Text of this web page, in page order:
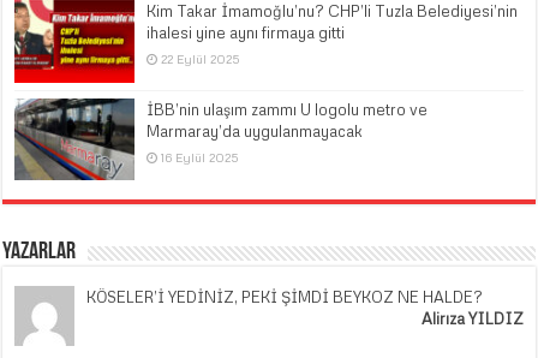
Kim Takar İmamoğlu’nu? CHP’li Tuzla Belediyesi’nin
ihalesi yine aynı firmaya gitti
22 Eylül 2025
İBB’nin ulaşım zammı U logolu metro ve
Marmaray’da uygulanmayacak
16 Eylül 2025
Yazarlar
KÖSELER’İ YEDİNİZ, PEKİ ŞİMDİ BEYKOZ NE HALDE?
Alirıza YILDIZ